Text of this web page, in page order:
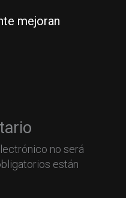
mejoran
no será
están